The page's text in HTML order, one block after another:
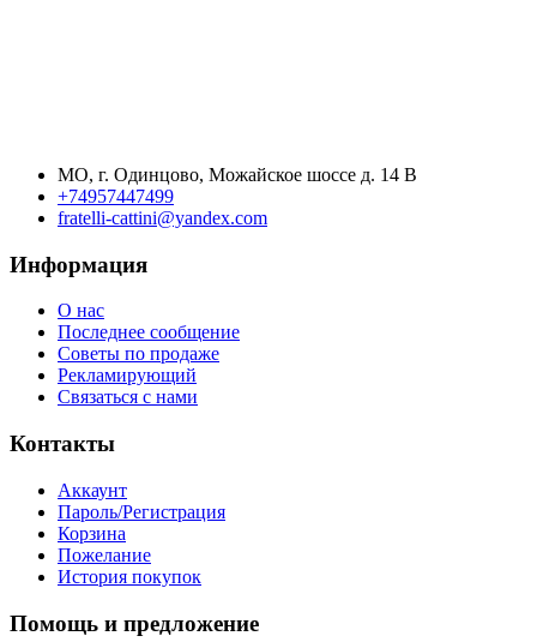
МО, г. Одинцово, Можайское шоссе д. 14 В
+74957447499
fratelli-cattini@yandex.com
Информация
О нас
Последнее сообщение
Советы по продаже
Рекламирующий
Связаться с нами
Контакты
Аккаунт
Пароль/Регистрация
Корзина
Пожелание
История покупок
Помощь и предложение